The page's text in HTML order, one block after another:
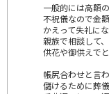
一般的には高額
不祝儀なので金
かえって失礼に
親族で相談して
供花や御供えで
帳尻合わせと言
儲けるために葬